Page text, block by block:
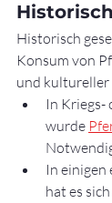
Historisch
Konsum von
und
In Kriegs-
wurde
In einigen
hat es